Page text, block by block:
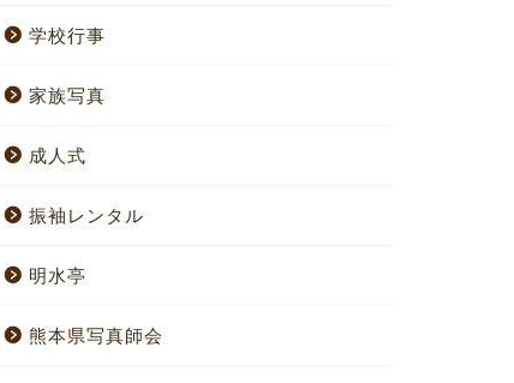
学校行事
家族写真
成人式
振袖レンタル
明水亭
熊本県写真師会